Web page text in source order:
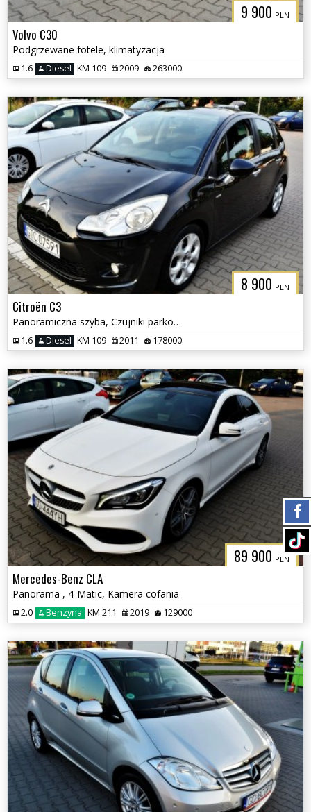
9 900 PLN
Volvo C30
Podgrzewane fotele, klimatyzacja
1.6 Diesel KM 109 2009 263000
8 900 PLN
Citroën C3
Panoramiczna szyba, Czujniki parkowania, Klimatyzacja
1.6 Diesel KM 109 2011 178000
89 900 PLN
Mercedes-Benz CLA
Panorama , 4-Matic, Kamera cofania
2.0 Benzyna KM 211 2019 129000